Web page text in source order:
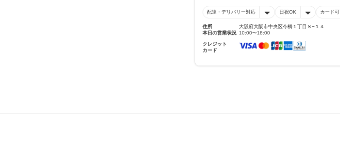
配達・デリバリー対応 日祝OK カード可
住所
大阪府大阪市中央区今橋１丁目８−１４
本日の営業状況 10:00〜18:00
クレジット
カード